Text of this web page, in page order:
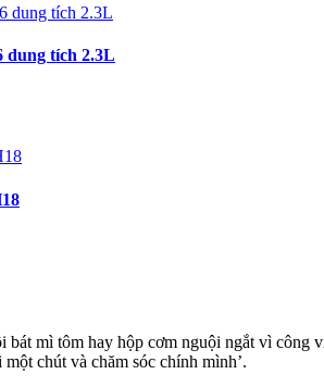
dung tích 2.3L
mì tôm hay hộp cơm nguội ngắt vì công
chút và chăm sóc chính mình’.